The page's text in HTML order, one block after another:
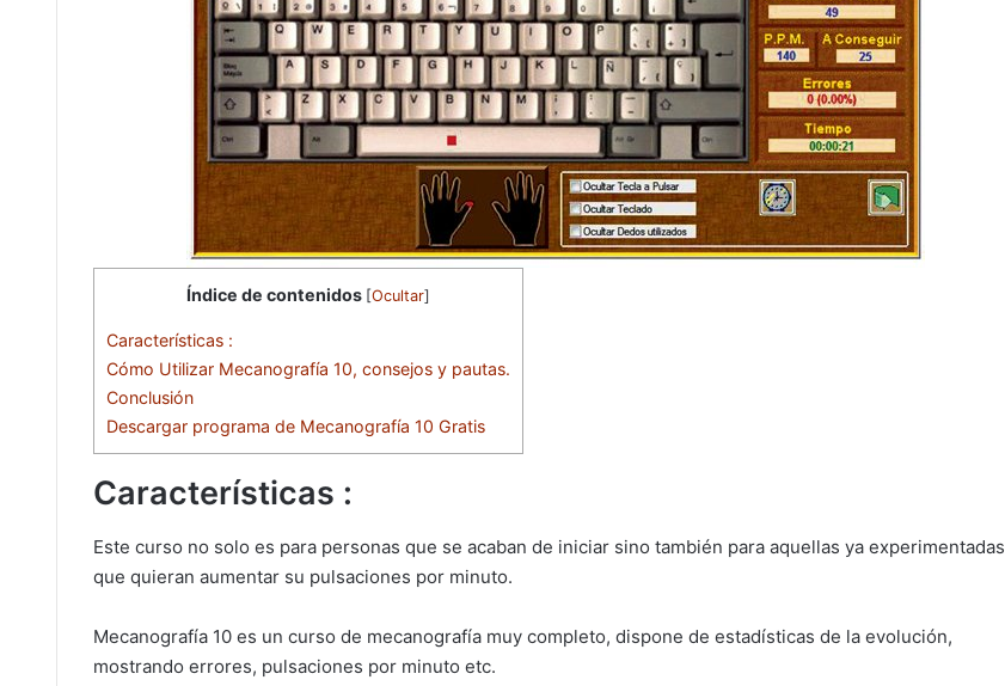
Índice de contenidos [Ocultar]
Características :
Cómo Utilizar Mecanografía 10, consejos y pautas.
Conclusión
Descargar programa de Mecanografía 10 Gratis
Características :
Este curso no solo es para personas que se acaban de iniciar sino también para aquellas ya experimentadas
que quieran aumentar su pulsaciones por minuto.
Mecanografía 10 es un curso de mecanografía muy completo, dispone de estadísticas de la evolución,
mostrando errores, pulsaciones por minuto etc.